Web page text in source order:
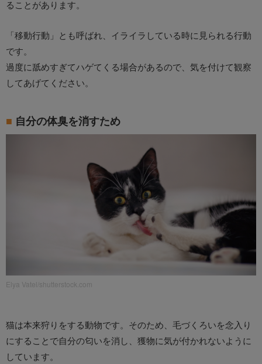
ることがあります。
「移動行動」とも呼ばれ、イライラしている時に見られる行動
です。
過度に舐めすぎてハゲてくる場合があるので、気を付けて観察
してあげてください。
自分の体臭を消すため
Elya Vatel/shutterstock.com
猫は本来狩りをする動物です。そのため、毛づくろいを念入り
にすることで自分の匂いを消し、獲物に気が付かれないように
しています。